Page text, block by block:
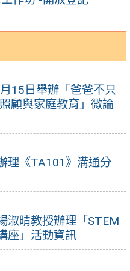
15日舉辦「爸爸不只
顧與家庭教育」微論
理《TA101》溝通分
淑晴教授辦理「STEM
座」活動資訊